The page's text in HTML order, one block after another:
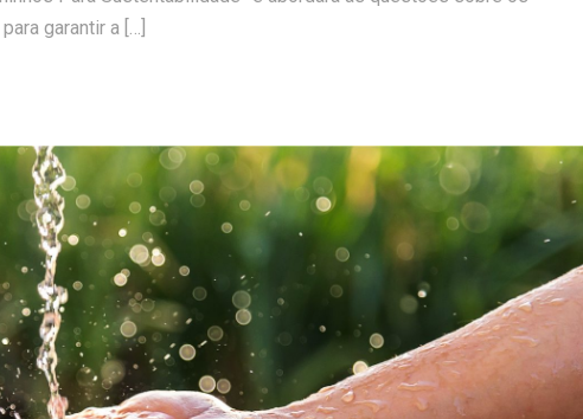
garantir a […]